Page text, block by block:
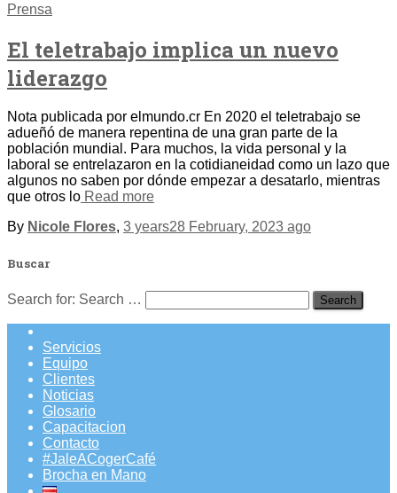
Prensa
El teletrabajo implica un nuevo
liderazgo
Nota publicada por elmundo.cr En 2020 el teletrabajo se
adueñó de manera repentina de una gran parte de la
población mundial. Para muchos, la vida personal y la
laboral se entrelazaron en la cotidianeidad como un lazo que
algunos no saben por dónde empezar a desatarlo, mientras
que otros lo Read more
By Nicole Flores, 3 years28 February, 2023 ago
Buscar
Search for: Search …
Servicios
Equipo
Clientes
Noticias
Glosario
Capacitacion
Contacto
#JaleACogerCafé
Brocha en Mano